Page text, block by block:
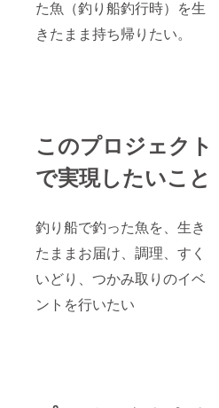
た魚（釣り船釣行時）を生
きたまま持ち帰りたい。
このプロジェクト
で実現したいこと
釣り船で釣った魚を、生き
たままお届け、調理、すく
いどり、つかみ取りのイベ
ントを行いたい